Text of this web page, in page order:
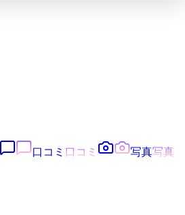
口コミ 口コミ 写真写真